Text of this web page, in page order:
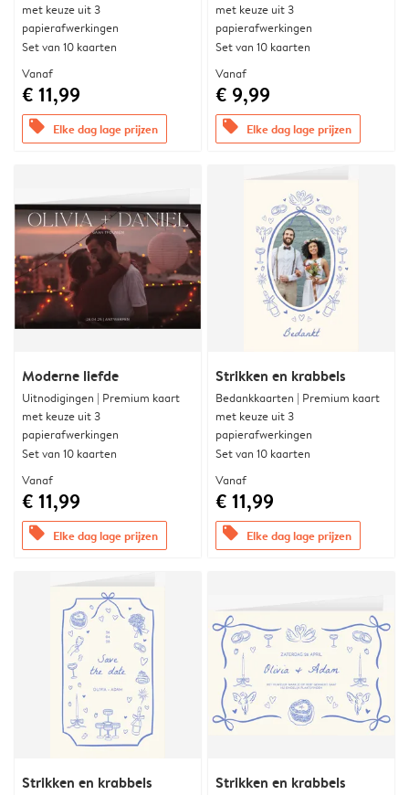
met keuze uit 3
papierafwerkingen
Set van 10 kaarten
Vanaf
€ 11,99
offers Elke dag lage prijzen
met keuze uit 3
papierafwerkingen
Set van 10 kaarten
Vanaf
€ 9,99
offers Elke dag lage prijzen
Moderne liefde
Uitnodigingen | Premium kaart
met keuze uit 3
papierafwerkingen
Set van 10 kaarten
Vanaf
€ 11,99
offers Elke dag lage prijzen
Strikken en krabbels
Bedankkaarten | Premium kaart
met keuze uit 3
papierafwerkingen
Set van 10 kaarten
Vanaf
€ 11,99
offers Elke dag lage prijzen
Strikken en krabbels Strikken en krabbels